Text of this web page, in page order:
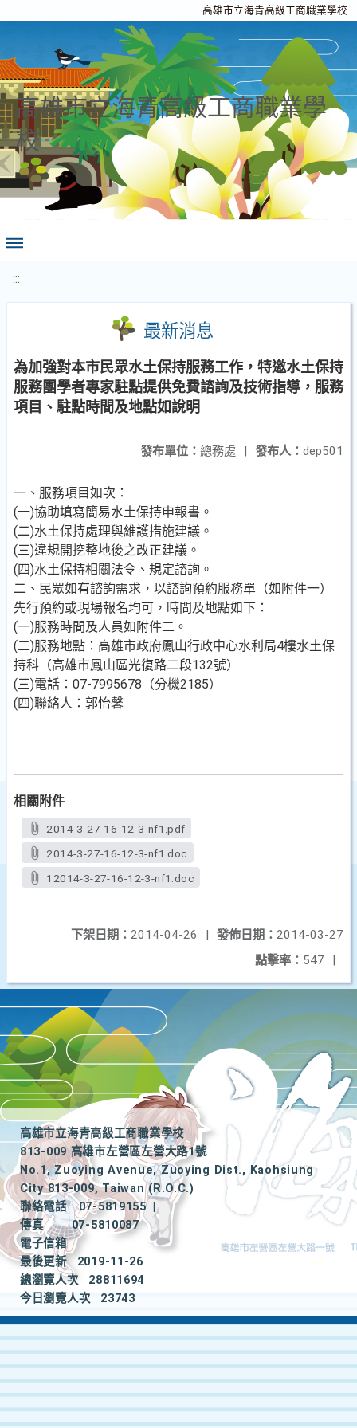
高雄市立海青高級工商職業學校
高雄市立海青高級工商職業學
校
:::
最新消息
為加強對本市民眾水土保持服務工作，特邀水土保持
服務團學者專家駐點提供免費諮詢及技術指導，服務
項目、駐點時間及地點如說明
發布人： dep501
發布單位： 總務處 |
一、服務項目如次：
(一)協助填寫簡易水土保持申報書。
(二)水土保持處理與維護措施建議。
(三)違規開挖整地後之改正建議。
(四)水土保持相關法令、規定諮詢。
二、民眾如有諮詢需求，以諮詢預約服務單（如附件一）
先行預約或現場報名均可，時間及地點如下：
(一)服務時間及人員如附件二。
(二)服務地點：高雄市政府鳳山行政中心水利局4樓水土保
持科（高雄市鳳山區光復路二段132號）
(三)電話：07-7995678（分機2185）
(四)聯絡人：郭怡馨
相關附件
2014-3-27-16-12-3-nf1.pdf
2014-3-27-16-12-3-nf1.doc
12014-3-27-16-12-3-nf1.doc
發佈日期： 2014-03-27
下架日期： 2014-04-26
|
點擊率： 547 |
高雄市立海青高級工商職業學校
813-009 高雄市左營區左營大路1號
No.1, Zuoying Avenue, Zuoying Dist., Kaohsiung
City 813-009, Taiwan (R.O.C.)
聯絡電話
07-5819155
|
傳真
07-5810087
電子信箱
最後更新
2019-11-26
總瀏覽人次
28811694
今日瀏覽人次
23743